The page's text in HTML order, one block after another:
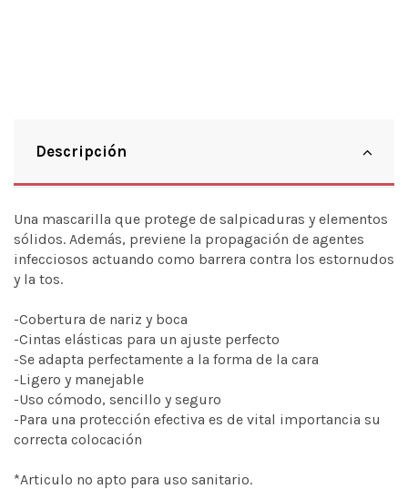
Descripción
Una mascarilla que protege de salpicaduras y elementos
sólidos. Además, previene la propagación de agentes
infecciosos actuando como barrera contra los estornudos
y la tos.
-Cobertura de nariz y boca
-Cintas elásticas para un ajuste perfecto
-Se adapta perfectamente a la forma de la cara
-Ligero y manejable
-Uso cómodo, sencillo y seguro
-Para una protección efectiva es de vital importancia su
correcta colocación
*Articulo no apto para uso sanitario.